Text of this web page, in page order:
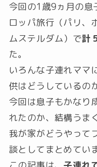
今回の1歳9ヵ月の息
ロッパ旅行（パリ、
ムステルダム）で計
た。
いろんな子連れママ
供はどうしているの
今回は息子もかなり
れたのか、結構うま
我が家がどうやって
談としてまとめてい